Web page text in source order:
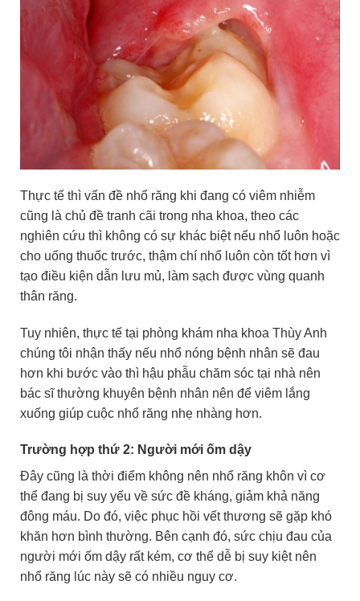
Thực tế thì vấn đề nhổ răng khi đang có viêm nhiễm
cũng là chủ đề tranh cãi trong nha khoa, theo các
nghiên cứu thì không có sự khác biệt nếu nhổ luôn hoặc
cho uống thuốc trước, thậm chí nhổ luôn còn tốt hơn vì
tạo điều kiện dẫn lưu mủ, làm sạch được vùng quanh
thân răng.
Tuy nhiên, thực tế tại phòng khám nha khoa Thùy Anh
chúng tôi nhận thấy nếu nhổ nóng bệnh nhân sẽ đau
hơn khi bước vào thì hậu phẫu chăm sóc tại nhà nên
bác sĩ thường khuyên bệnh nhân nên để viêm lắng
xuống giúp cuộc nhổ răng nhẹ nhàng hơn.
Trường hợp thứ 2: Người mới ốm dậy
Đây cũng là thời điểm không nên nhổ răng khôn vì cơ
thể đang bị suy yếu về sức đề kháng, giảm khả năng
đông máu. Do đó, việc phục hồi vết thương sẽ gặp khó
khăn hơn bình thường. Bên cạnh đó, sức chịu đau của
người mới ốm dậy rất kém, cơ thể dễ bị suy kiệt nên
nhổ răng lúc này sẽ có nhiều nguy cơ.